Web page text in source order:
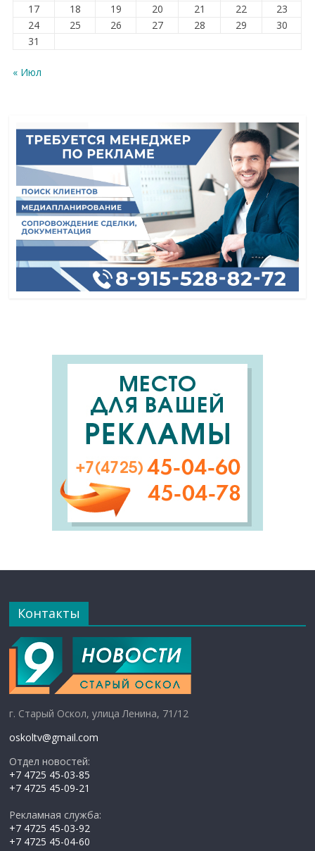
17
18 19 20 21 22
23
24
25 26 27 28 29
30
31
« Июл
Контакты
г. Старый Оскол, улица Ленина, 71/12
oskoltv@gmail.com
Отдел новостей:
+7 4725 45-03-85
+7 4725 45-09-21
Рекламная служба:
+7 4725 45-03-92
+7 4725 45-04-60